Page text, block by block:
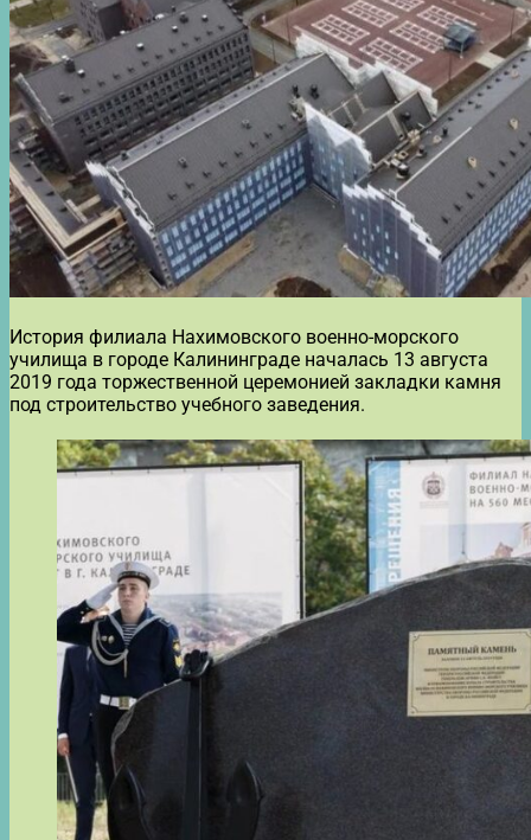
История филиала Нахимовского военно-морского
училища в городе Калининграде началась 13 августа
2019 года торжественной церемонией закладки камня
под строительство учебного заведения.